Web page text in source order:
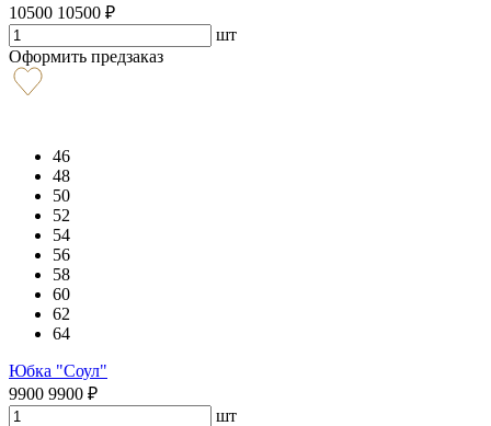
10500 10500 ₽
шт
Оформить предзаказ
46
48
50
52
54
56
58
60
62
64
Юбка "Соул"
9900 9900 ₽
шт